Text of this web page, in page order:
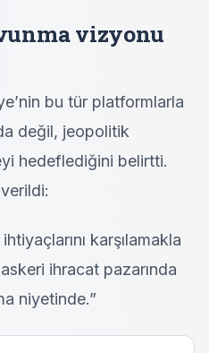
vizyonu
bu tür platformlarla
değil, jeopolitik
hedeflediğini belirtti.
karşılamakla
ihracat pazarında
niyetinde.”